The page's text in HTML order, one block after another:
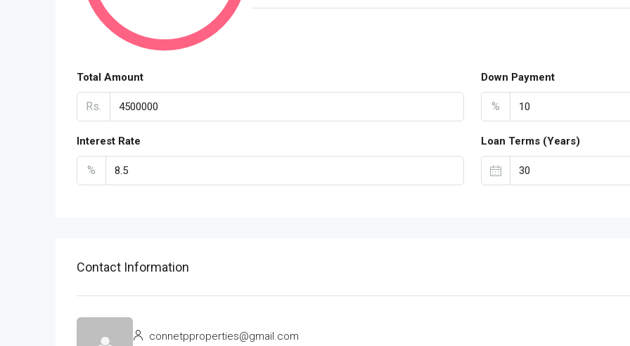
Total Amount
Rs.
Down Payment
%
Interest Rate
%
Loan Terms (Years)
Contact Information
connetpproperties@gmail.com